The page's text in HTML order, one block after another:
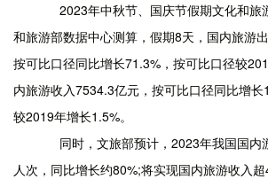
2023年中秋节、国庆节假期文化和旅
和旅游部数据中心测算，假期8天，国内旅游
按可比口径同比增长71.3%，按可比口径较
内旅游收入7534.3亿元，按可比口径同比增
较2019年增长1.5%。
同时，文旅部预计，2023年我国国内
人次，同比增长约80%;将实现国内旅游收入